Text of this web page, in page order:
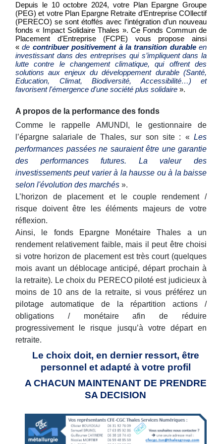
Depuis le 10 octobre 2024, votre Plan Epargne Groupe
(PEG) et votre Plan Epargne Retraite d’Entreprise COllectif
(PERECO) se sont étoffés avec l’intégration d’un nouveau
fonds « Impact Solidaire Thales ». Ce Fonds Commun de
Placement d'Entreprise (FCPE) vous propose ainsi
«de contribuer positivement à la transition durableen
investissant dans des entreprises qui s’impliquent dans la
lutte contre le changement climatique, qui offrent des
solutions aux enjeux du développement durable (Santé,
Education, Climat, Biodiversité, Accessibilité…) et
favorisent l'émergence d'une société plus solidaire ».
A propos de la performance des fonds
Comme le rappelle AMUNDI, le gestionnaire de
l’épargne salariale de Thales, sur son site : «Les
performances passées ne sauraient être une garantie
des performances futures. La valeur des
investissements peut varier à la hausse ou à la baisse
selon l'évolution des marchés ».
L’horizon de placement et le couple rendement /
risque doivent être les éléments majeurs de votre
réflexion.
Ainsi, le fonds Epargne Monétaire Thales a un
rendement relativement faible, mais il peut être choisi
si votre horizon de placement est très court (quelques
mois avant un déblocage anticipé, départ prochain à
la retraite). Le choix du PERECO piloté est judicieux à
moins de 10 ans de la retraite, si vous préférez un
pilotage automatique de la répartition actions /
obligations / monétaire afin de réduire
progressivement le risque jusqu’à votre départ en
retraite.
Le choix doit, en dernier ressort, être
personnel et adapté à votre profil
A CHACUN MAINTENANT DE PRENDRE
SA DECISION